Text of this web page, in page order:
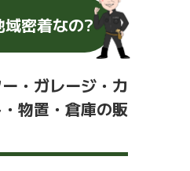
域密着なの?
・ガレージ・カ
物置・倉庫の販